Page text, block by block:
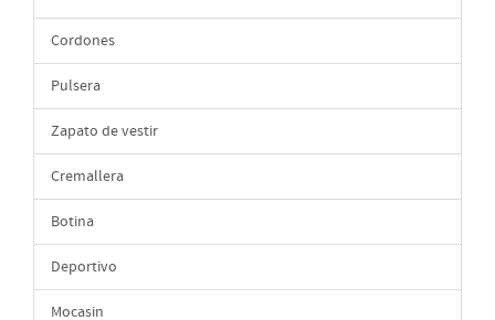
Cordones
Pulsera
Zapato de vestir
Cremallera
Botina
Deportivo
Mocasin